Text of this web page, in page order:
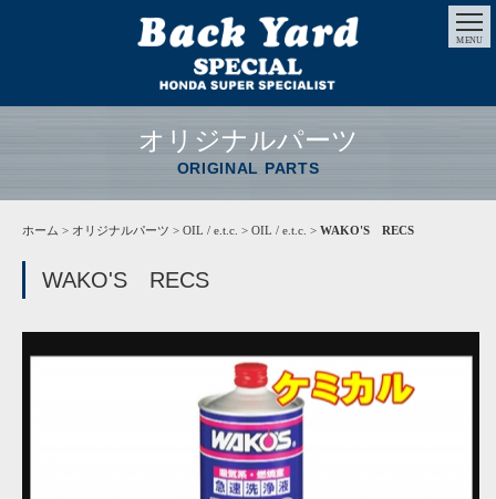
MENU
オリジナルパーツ
ORIGINAL PARTS
ホーム > オリジナルパーツ > OIL / e.t.c. > OIL / e.t.c. > WAKO'S RECS
WAKO'S RECS